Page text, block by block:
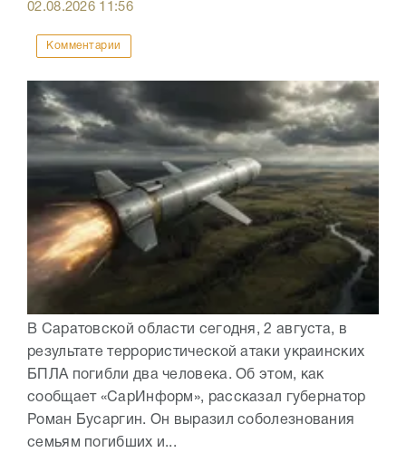
02.08.2026 11:56
Комментарии
В Саратовской области сегодня, 2 августа, в
результате террористической атаки украинских
БПЛА погибли два человека. Об этом, как
сообщает «СарИнформ», рассказал губернатор
Роман Бусаргин. Он выразил соболезнования
семьям погибших и...